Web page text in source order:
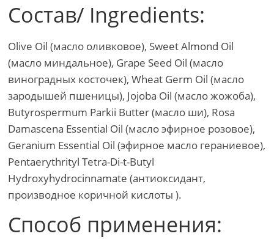
Состав/ Ingredients:
Olive Oil (масло оливковое), Sweet Almond Oil
(масло миндальное), Grape Seed Oil (масло
виноградных косточек), Wheat Germ Oil (масло
зародышей пшеницы), Jojoba Oil (масло жожоба),
Butyrospermum Parkii Butter (масло ши), Rosa
Damascena Essential Oil (масло эфирное розовое),
Geranium Essential Oil (эфирное масло гераниевое),
Pentaerythrityl Tetra-Di-t-Butyl
Hydroxyhydrocinnamate (антиоксидант,
производное коричной кислоты ).
Способ применения: